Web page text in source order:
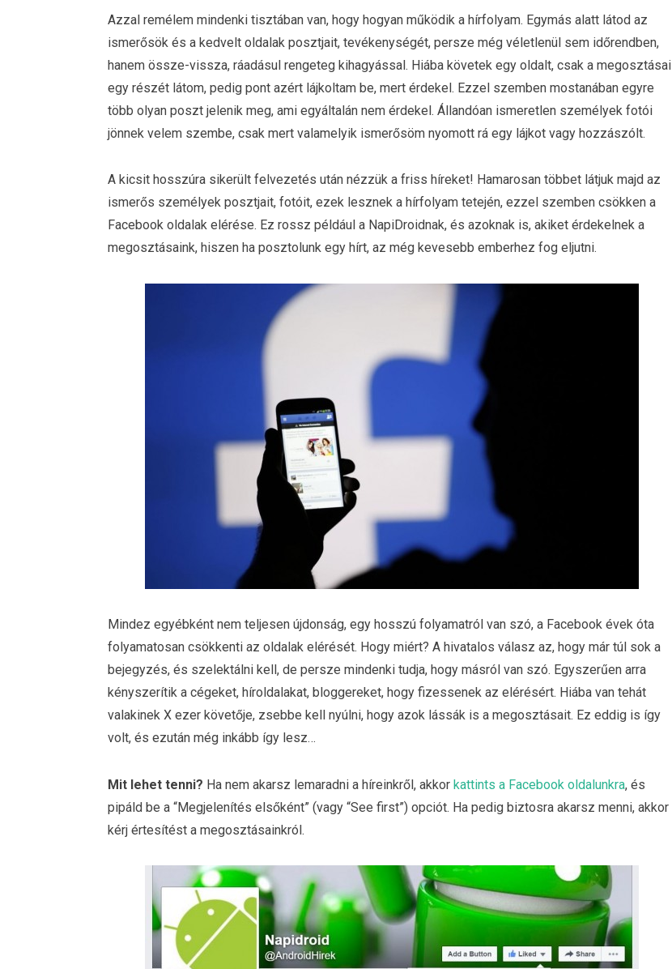
Azzal remélem mindenki tisztában van, hogy hogyan működik a hírfolyam. Egymás alatt látod az
ismerősök és a kedvelt oldalak posztjait, tevékenységét, persze még véletlenül sem időrendben,
hanem össze-vissza, ráadásul rengeteg kihagyással. Hiába követek egy oldalt, csak a megosztásai
egy részét látom, pedig pont azért lájkoltam be, mert érdekel. Ezzel szemben mostanában egyre
több olyan poszt jelenik meg, ami egyáltalán nem érdekel. Állandóan ismeretlen személyek fotói
jönnek velem szembe, csak mert valamelyik ismerősöm nyomott rá egy lájkot vagy hozzászólt.
A kicsit hosszúra sikerült felvezetés után nézzük a friss híreket! Hamarosan többet látjuk majd az
ismerős személyek posztjait, fotóit, ezek lesznek a hírfolyam tetején, ezzel szemben csökken a
Facebook oldalak elérése. Ez rossz például a NapiDroidnak, és azoknak is, akiket érdekelnek a
megosztásaink, hiszen ha posztolunk egy hírt, az még kevesebb emberhez fog eljutni.
Mindez egyébként nem teljesen újdonság, egy hosszú folyamatról van szó, a Facebook évek óta
folyamatosan csökkenti az oldalak elérését. Hogy miért? A hivatalos válasz az, hogy már túl sok a
bejegyzés, és szelektálni kell, de persze mindenki tudja, hogy másról van szó. Egyszerűen arra
kényszerítik a cégeket, híroldalakat, bloggereket, hogy fizessenek az elérésért. Hiába van tehát
valakinek X ezer követője, zsebbe kell nyúlni, hogy azok lássák is a megosztásait. Ez eddig is így
volt, és ezután még inkább így lesz…
Mit lehet tenni? Ha nem akarsz lemaradni a híreinkről, akkor kattints a Facebook oldalunkra, és
pipáld be a “Megjelenítés elsőként” (vagy “See first”) opciót. Ha pedig biztosra akarsz menni, akkor
kérj értesítést a megosztásainkról.